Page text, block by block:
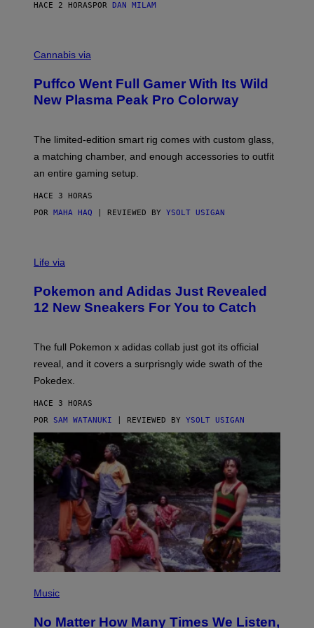
I
N
E
T
T
M
G
E
HACE 2 HORAS POR DAN MILAM
O
T
E
S
F
U
F
O
Cannabis via
Puffco Went Full Gamer With Its Wild
New Plasma Peak Pro Colorway
The limited-edition smart rig comes with custom glass,
a matching chamber, and enough accessories to outfit
an entire gaming setup.
HACE 3 HORAS
POR MAHA HAQ | REVIEWED BY YSOLT USIGAN
I
O
K
E
N
A
D
I
A
S
N
I
N
T
Life via
Pokemon and Adidas Just Revealed
12 New Sneakers For You to Catch
The full Pokemon x adidas collab just got its official
reveal, and it covers a surprisngly wide swath of the
Pokedex.
HACE 3 HORAS
POR SAM WATANUKI | REVIEWED BY YSOLT USIGAN
P
T
Music
No Matter How Many Times We Listen,